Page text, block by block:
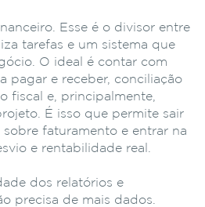
Esse é o divisor entre
tarefas e um sistema que
O ideal é contar com
pagar e receber, conciliação
fiscal e, principalmente,
É isso que permite sair
faturamento e entrar na
e rentabilidade real.
dos relatórios e
precisa de mais dados.